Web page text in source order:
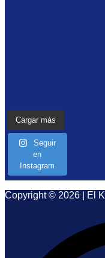
Cargar más
Seguir
en
Instagram
Copyright © 2026 | El